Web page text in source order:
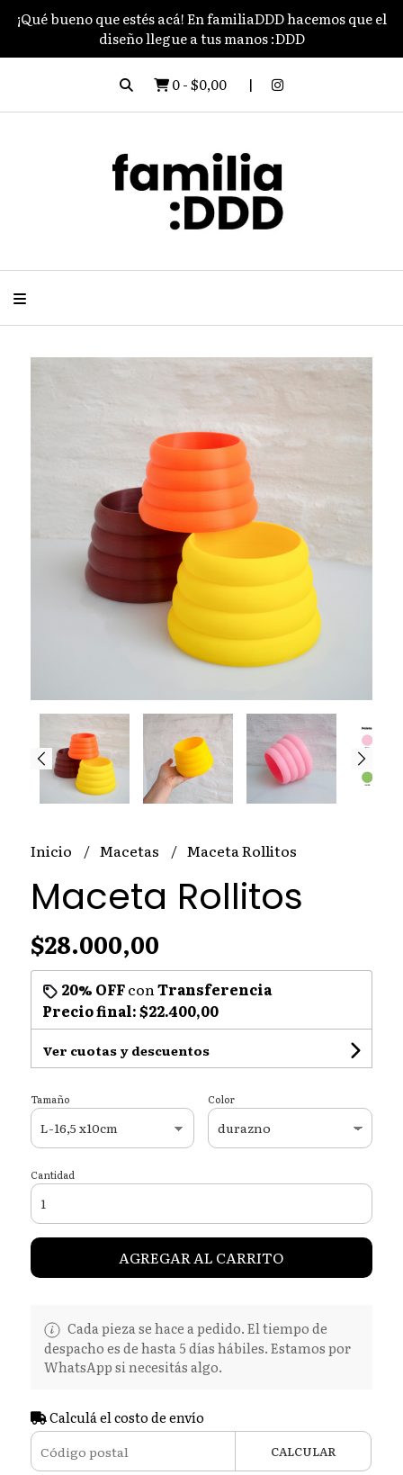
¡Qué bueno que estés acá! En familiaDDD hacemos que el
diseño llegue a tus manos :DDD
0-$0,00
Inicio Macetas Maceta Rollitos
Maceta Rollitos
$28.000,00
20% OFFcon Transferencia
Precio final:$22.400,00
Ver cuotas y descuentos
Tamaño Color
Cantidad
AGREGAR AL CARRITO
Cada pieza se hace a pedido. El tiempo de
despacho es de hasta 5 días hábiles. Estamos por
WhatsApp si necesitás algo.
Calculá el costo de envío
CALCULAR